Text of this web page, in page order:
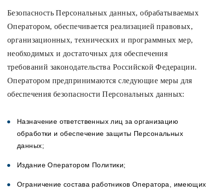
Безопасность Персональных данных, обрабатываемых
Оператором, обеспечивается реализацией правовых,
организационных, технических и программных мер,
необходимых и достаточных для обеспечения
требований законодательства Российской Федерации.
Оператором предпринимаются следующие меры для
обеспечения безопасности Персональных данных:
Назначение ответственных лиц за организацию
обработки и обеспечение защиты Персональных
данных;
Издание Оператором Политики;
Ограничение состава работников Оператора, имеющих